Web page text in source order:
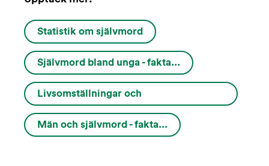
Statistik om självmord
Självmord bland unga - fakta...
Livsomställningar och
varningssignaler...
Män och självmord - fakta...